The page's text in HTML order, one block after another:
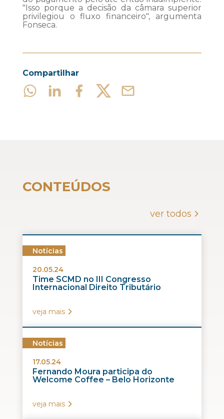
"Isso porque a decisão da câmara superior
privilegiou o fluxo financeiro", argumenta
Fonseca.
Compartilhar
CONTEÚDOS
ver todos
Notícias
20.05.24
Time SCMD no III Congresso
Internacional Direito Tributário
veja mais
Notícias
17.05.24
Fernando Moura participa do
Welcome Coffee – Belo Horizonte
veja mais